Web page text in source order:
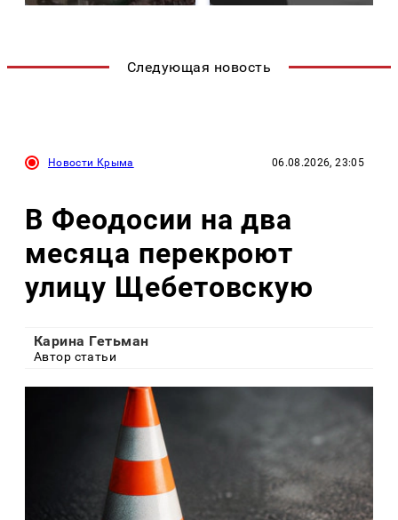
Следующая новость
Новости Крыма 06.08.2026, 23:05
В Феодосии на два
месяца перекроют
улицу Щебетовскую
Карина Гетьман
Автор статьи